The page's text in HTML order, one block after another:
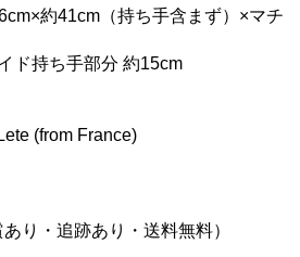
約41cm（持ち手含まず）×マチ
ド持ち手部分 約15cm
(from France)
り・追跡あり・送料無料）